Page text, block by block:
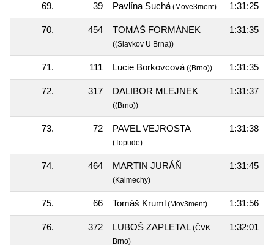
69. 39 Pavlína Suchá(Move3ment) 1:31:25
70. 454 TOMÁŠ FORMÁNEK
((Slavkov U Brna))
1:31:35
71. 111 Lucie Borkovcová((Brno)) 1:31:35
72. 317 DALIBOR MLEJNEK
((Brno))
1:31:37
73. 72 PAVEL VEJROSTA
(Topude)
1:31:38
74. 464 MARTIN JURÁŇ
(Kalmechy)
1:31:45
75. 66 Tomáš Kruml (Mov3ment) 1:31:56
76. 372 LUBOŠ ZAPLETAL (ČVK
Brno)
1:32:01